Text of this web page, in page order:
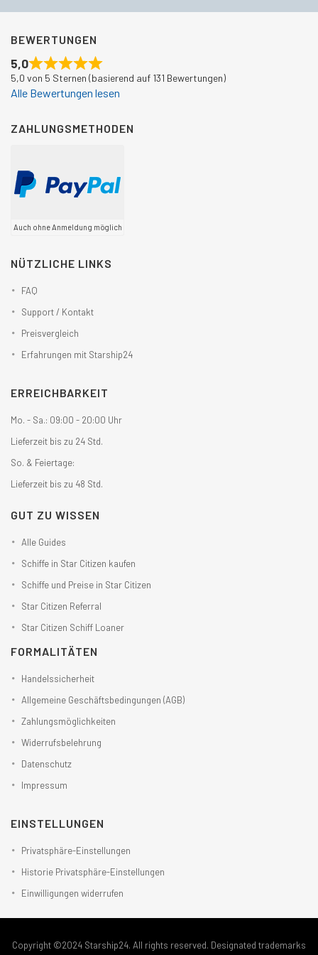
BEWERTUNGEN
5,0
5,0 von 5 Sternen (basierend auf 131 Bewertungen)
Alle Bewertungen lesen
ZAHLUNGSMETHODEN
Auch ohne Anmeldung möglich
NÜTZLICHE LINKS
FAQ
Support / Kontakt
Preisvergleich
Erfahrungen mit Starship24
ERREICHBARKEIT
Mo. - Sa.: 09:00 - 20:00 Uhr
Lieferzeit bis zu 24 Std.
So. & Feiertage:
Lieferzeit bis zu 48 Std.
GUT ZU WISSEN
Alle Guides
Schiffe in Star Citizen kaufen
Schiffe und Preise in Star Citizen
Star Citizen Referral
Star Citizen Schiff Loaner
FORMALITÄTEN
Handelssicherheit
Allgemeine Geschäftsbedingungen (AGB)
Zahlungsmöglichkeiten
Widerrufsbelehrung
Datenschutz
Impressum
EINSTELLUNGEN
Privatsphäre-Einstellungen
Historie Privatsphäre-Einstellungen
Einwilligungen widerrufen
Copyright ©2024 Starship24. All rights reserved. Designated trademarks